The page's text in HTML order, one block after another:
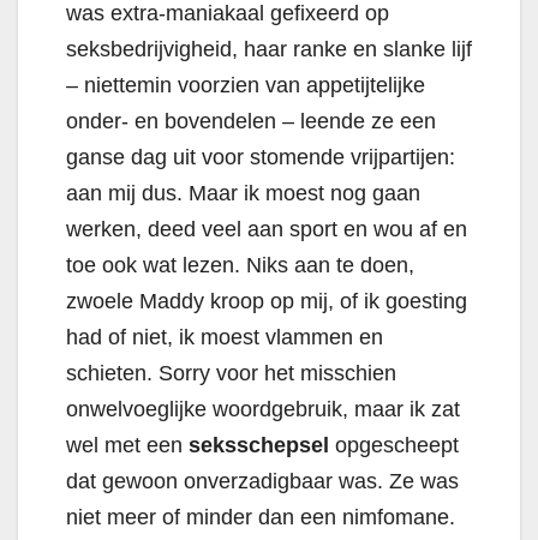
was extra-maniakaal gefixeerd op
seksbedrijvigheid, haar ranke en slanke lijf
– niettemin voorzien van appetijtelijke
onder- en bovendelen – leende ze een
ganse dag uit voor stomende vrijpartijen:
aan mij dus. Maar ik moest nog gaan
werken, deed veel aan sport en wou af en
toe ook wat lezen. Niks aan te doen,
zwoele Maddy kroop op mij, of ik goesting
had of niet, ik moest vlammen en
schieten. Sorry voor het misschien
onwelvoeglijke woordgebruik, maar ik zat
wel met een seksschepsel opgescheept
dat gewoon onverzadigbaar was. Ze was
niet meer of minder dan een nimfomane.